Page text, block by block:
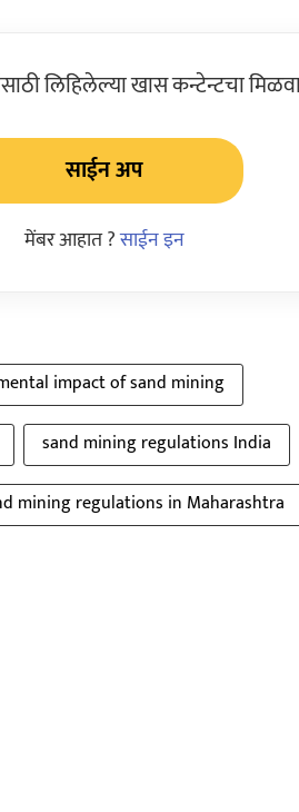
लिहिलेल्या खास कन्टेन्टचा
साईन अप
मेंबर आहात ?साईन इन
impact of sand mining
sand mining regulations India
mining regulations in Maharashtra